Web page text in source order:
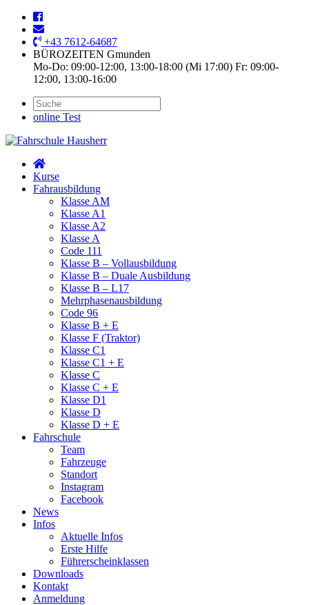
+43 7612-64687
BÜROZEITEN Gmunden
Mo-Do: 09:00-12:00, 13:00-18:00 (Mi 17:00) Fr: 09:00-
12:00, 13:00-16:00
online Test
Kurse
Fahrausbildung
Klasse AM
Klasse A1
Klasse A2
Klasse A
Code 111
Klasse B – Vollausbildung
Klasse B – Duale Ausbildung
Klasse B – L17
Mehrphasenausbildung
Code 96
Klasse B + E
Klasse F (Traktor)
Klasse C1
Klasse C1 + E
Klasse C
Klasse C + E
Klasse D1
Klasse D
Klasse D + E
Fahrschule
Team
Fahrzeuge
Standort
Instagram
Facebook
News
Infos
Aktuelle Infos
Erste Hilfe
Führerscheinklassen
Downloads
Kontakt
Anmeldung